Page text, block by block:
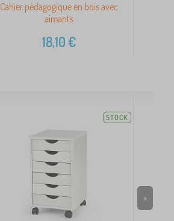
Cahier pédagogique en bois avec
aimants
18,10€
STOCK
>